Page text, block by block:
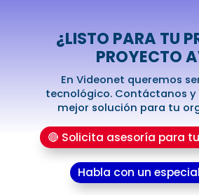
¿LISTO PARA TU
PROYECTO
En Videonet queremos
tecnológico. Contáctanos
mejor solución para tu
🔴 Solicita asesoría para
Habla con un